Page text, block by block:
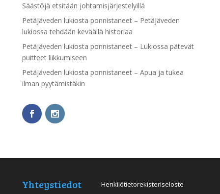
Säästöjä etsitään johtamisjärjestelyillä
Petäjäveden lukiosta ponnistaneet – Petäjäveden
lukiossa tehdään keväällä historiaa
Petäjäveden lukiosta ponnistaneet – Lukiossa pätevät
puitteet liikkumiseen
Petäjäveden lukiosta ponnistaneet – Apua ja tukea
ilman pyytämistäkin
Yhteystiedot Henkilötietorekisteriseloste